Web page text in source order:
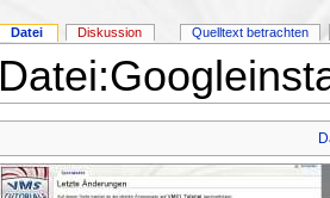
Datei Diskussion Quelltext betrachten